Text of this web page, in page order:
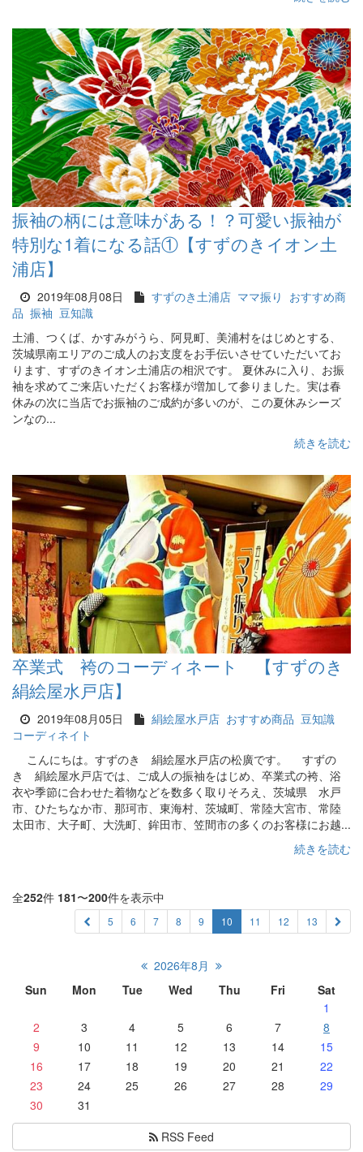
2026年8月
Sun
Mon Tue Wed Thu Fri
Sat
1
2
3 4 5 6 7
8
9
10 11 12 13 14
15
16
17 18 19 20 21
22
23
24 25 26 27 28
29
30
31
RSS Feed
振袖の柄には意味がある！？可愛い振袖が
特別な1着になる話①【すずのきイオン土
浦店】
2019年08月08日 すずのき土浦店 ママ振り おすすめ商
品 振袖 豆知識
土浦、つくば、かすみがうら、阿見町、美浦村をはじめとする、
茨城県南エリアのご成人のお支度をお手伝いさせていただいてお
ります、すずのきイオン土浦店の相沢です。 夏休みに入り、お振
袖を求めてご来店いただくお客様が増加して参りました。実は春
休みの次に当店でお振袖のご成約が多いのが、この夏休みシーズ
ンなの...
続きを読む
卒業式 袴のコーディネート 【すずのき
絹絵屋水戸店】
2019年08月05日 絹絵屋水戸店 おすすめ商品 豆知識
コーディネイト
こんにちは。すずのき 絹絵屋水戸店の松廣です。 すずの
き 絹絵屋水戸店では、ご成人の振袖をはじめ、卒業式の袴、浴
衣や季節に合わせた着物などを数多く取りそろえ、茨城県 水戸
市、ひたちなか市、那珂市、東海村、茨城町、常陸大宮市、常陸
太田市、大子町、大洗町、鉾田市、笠間市の多くのお客様にお越...
続きを読む
全252件 181〜200件を表示中
5 6 7 8 9 10 11 12 13